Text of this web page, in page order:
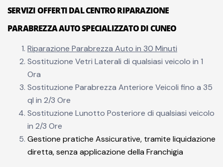
SERVIZI OFFERTI DAL CENTRO RIPARAZIONE
PARABREZZA AUTO SPECIALIZZATO DI CUNEO
Riparazione Parabrezza Auto in 30 Minuti
Sostituzione Vetri Laterali di qualsiasi veicolo in 1
Ora
Sostituzione Parabrezza Anteriore Veicoli fino a 35
ql in 2/3 Ore
Sostituzione Lunotto Posteriore di qualsiasi veicolo
in 2/3 Ore
Gestione pratiche Assicurative, tramite liquidazione
diretta, senza applicazione della Franchigia